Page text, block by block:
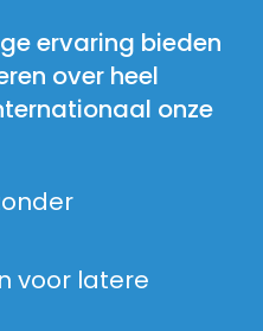
ervaring bieden
over heel
onze
voor latere